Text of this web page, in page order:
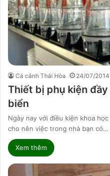
Cá cảnh Thái Hòa 24/07/2014
Thiết bị phụ kiện
biển
Ngày nay với điều kiện khoa
cho nên việc trong nhà bạn có…
Xem thêm